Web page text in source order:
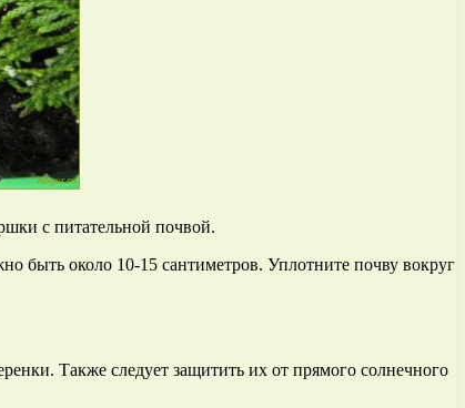
с питательной почвой.
быть около 10-15 сантиметров. Уплотните почву вокруг
Также следует защитить их от прямого солнечного